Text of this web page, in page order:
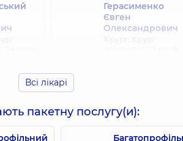
Герасименко
Євген
Олександрович
Хірург; Хірург
Петрович
25 років
Всі лікарі
пакетну послугу(и):